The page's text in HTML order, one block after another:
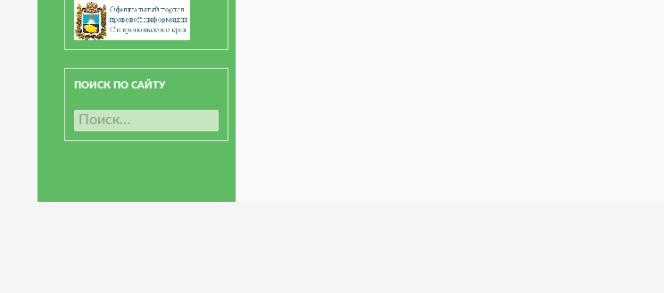
ПОИСК ПО САЙТУ
Н
а